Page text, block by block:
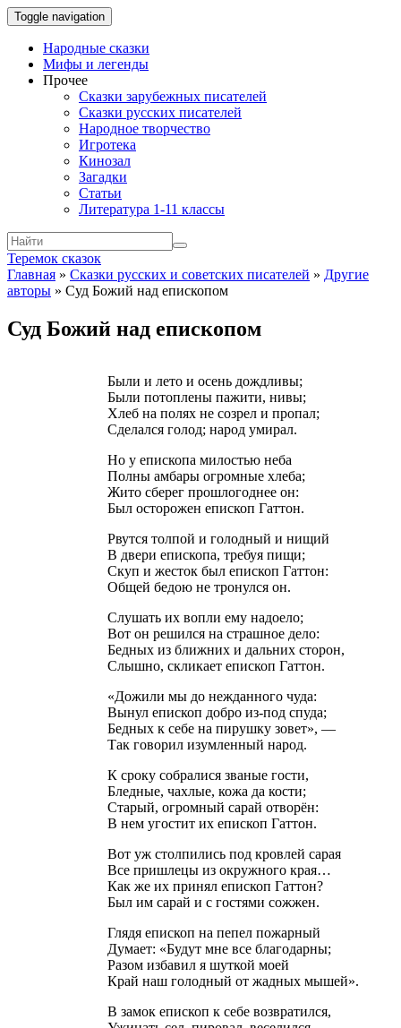
Toggle navigation
Народные сказки
Мифы и легенды
Прочее
Сказки зарубежных писателей
Сказки русских писателей
Народное творчество
Игротека
Кинозал
Загадки
Статьи
Литература 1-11 классы
Теремок сказок
Главная » Сказки русских и советских писателей » Другие
авторы » Суд Божий над епископом
Суд Божий над епископом
Были и лето и осень дождливы;
Были потоплены пажити, нивы;
Хлеб на полях не созрел и пропал;
Сделался голод; народ умирал.
Но у епископа милостью неба
Полны амбары огромные хлеба;
Жито сберег прошлогоднее он:
Был осторожен епископ Гаттон.
Рвутся толпой и голодный и нищий
В двери епископа, требуя пищи;
Скуп и жесток был епископ Гаттон:
Общей бедою не тронулся он.
Слушать их вопли ему надоело;
Вот он решился на страшное дело:
Бедных из ближних и дальних сторон,
Слышно, скликает епископ Гаттон.
«Дожили мы до нежданного чуда:
Вынул епископ добро из-под спуда;
Бедных к себе на пирушку зовет», —
Так говорил изумленный народ.
К сроку собралися званые гости,
Бледные, чахлые, кожа да кости;
Старый, огромный сарай отворён:
В нем угостит их епископ Гаттон.
Вот уж столпились под кровлей сарая
Все пришлецы из окружного края…
Как же их принял епископ Гаттон?
Был им сарай и с гостями сожжен.
Глядя епископ на пепел пожарный
Думает: «Будут мне все благодарны;
Разом избавил я шуткой моей
Край наш голодный от жадных мышей».
В замок епископ к себе возвратился,